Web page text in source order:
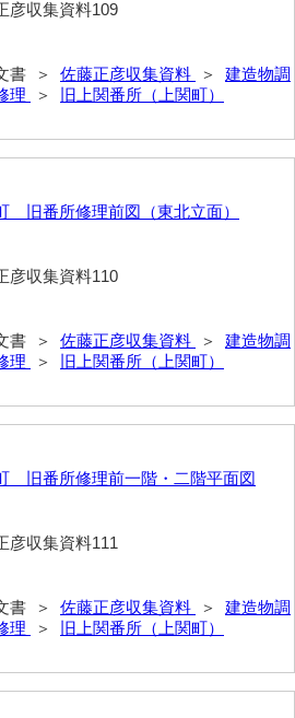
書
神奈川県）
書
彦収集資料109
書 ＞ 佐藤正彦収集資料 ＞ 建造物調
理
＞ 旧上関番所（上関町）
旧番所修理前図（東北立面）
彦収集資料110
書 ＞ 佐藤正彦収集資料 ＞ 建造物調
理
＞ 旧上関番所（上関町）
旧番所修理前一階・二階平面図
彦収集資料111
書 ＞ 佐藤正彦収集資料 ＞ 建造物調
理
＞ 旧上関番所（上関町）